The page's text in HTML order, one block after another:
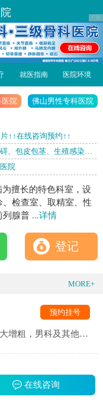
就医指南 医院环境
医院 佛山男性专科医院
↑↑在线咨询预约↑↑
、包皮包茎、生殖感染、
腺炎、男性不育等男性疾
院
擅长的特色科室，设
检查室、取精室、性
列腺普 ...详情
登记
MORE+
增粗，男科及其他相
预约挂号
在线咨询